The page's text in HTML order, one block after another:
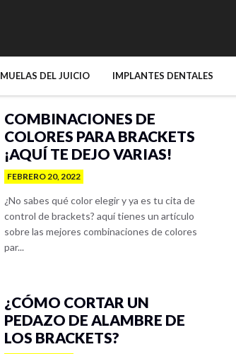
MUELAS DEL JUICIO IMPLANTES DENTALES
COMBINACIONES DE
COLORES PARA BRACKETS
¡AQUÍ TE DEJO VARIAS!
FEBRERO 20, 2022
¿No sabes qué color elegir y ya es tu cita de
control de brackets? aquí tienes un artículo
sobre las mejores combinaciones de colores
par...
¿CÓMO CORTAR UN
PEDAZO DE ALAMBRE DE
LOS BRACKETS?